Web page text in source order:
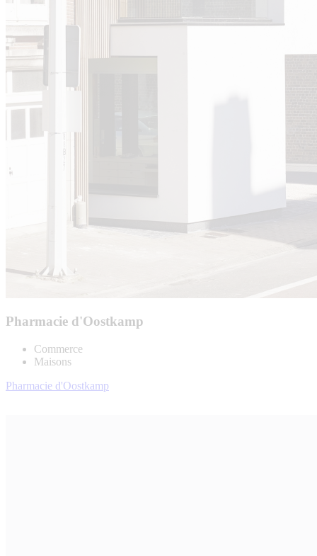
Pharmacie d'Oostkamp
Commerce
Maisons
Pharmacie d'Oostkamp